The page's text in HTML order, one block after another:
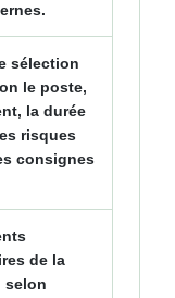
sélection
le poste,
la durée
risques
consignes
de la
selon